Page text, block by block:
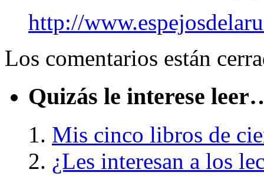
http://
Los comentarios están
Quizás le interese
Mis cinco libros de
¿Les interesan a los